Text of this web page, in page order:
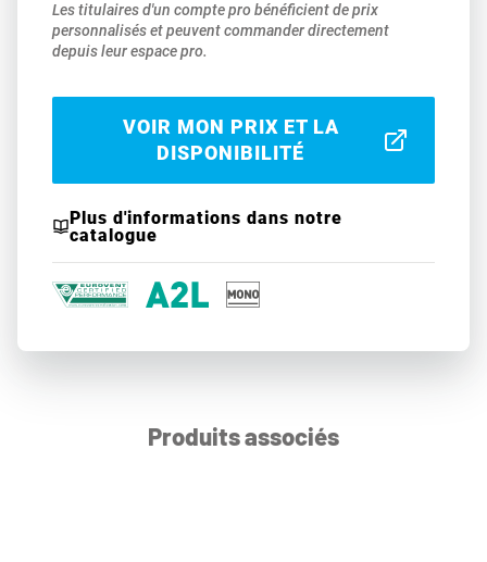
Les titulaires d'un compte pro bénéficient de prix
personnalisés et peuvent commander directement
depuis leur espace pro.
VOIR MON PRIX ET LA
DISPONIBILITÉ
Plus d'informations dans notre
catalogue
Produits associés